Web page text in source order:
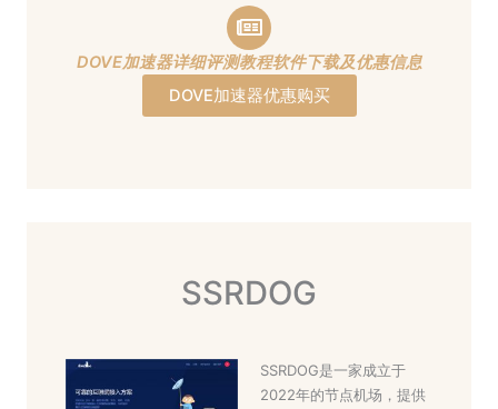
DOVE加速器详细评测教程软件下载及优惠信息
DOVE加速器优惠购买
SSRDOG
SSRDOG是一家成立于
2022年的节点机场，提供